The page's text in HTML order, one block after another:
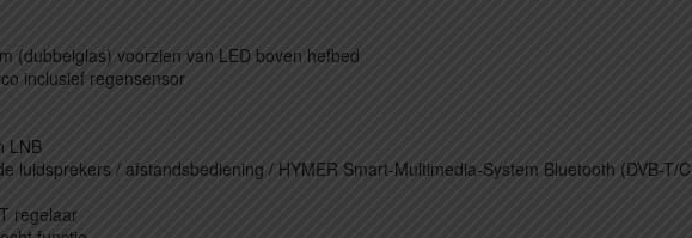
(dubbelglas) voorzien van LED boven hefbed
inclusief regensensor
LNB
luidsprekers / afstandsbediening / HYMER Smart-Multimedia-System Bluetooth (DVB-T/
regelaar